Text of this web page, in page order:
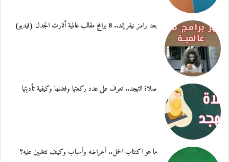
بعد رامز نيفر إند.. 8 برامج مقالب عالمية أثارت الجدل (فيديو)
صلاة التهجد.. تعرف على عدد ركعتها وفضلها وكيفية تأديتها
ما هو اكتئاب الحمل.. أعراضه وأسباب وكيف تتغلبين عليه؟